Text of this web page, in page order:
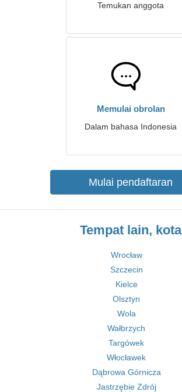
Temukan anggota
Memulai obrolan
Dalam bahasa Indonesia
Mulai pendaftaran
Tempat lain, kota
Wrocław
Szczecin
Kielce
Olsztyn
Wola
Wałbrzych
Targówek
Włocławek
Dąbrowa Górnicza
Jastrzębie Zdrój